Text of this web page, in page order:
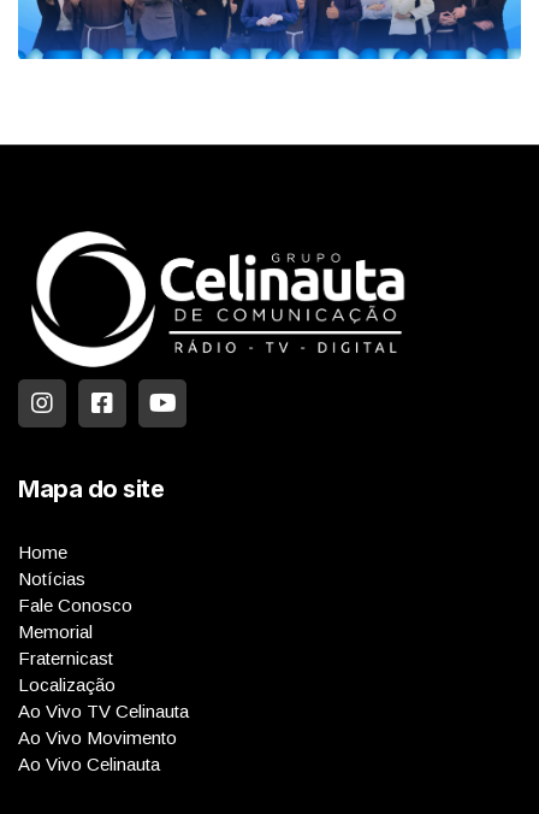
Mapa do site
Home
Notícias
Fale Conosco
Memorial
Fraternicast
Localização
Ao Vivo TV Celinauta
Ao Vivo Movimento
Ao Vivo Celinauta